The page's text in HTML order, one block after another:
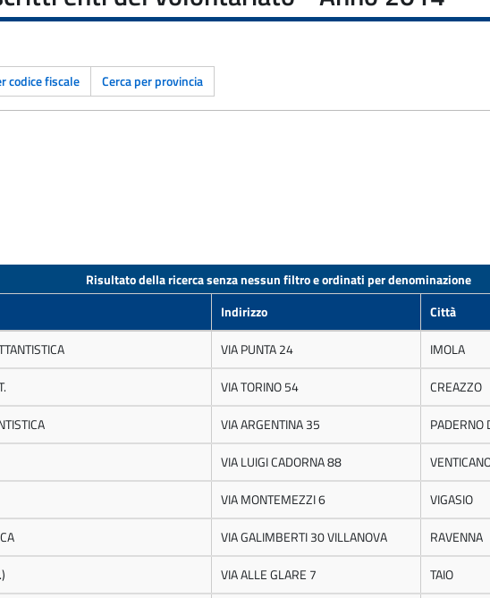
codice fiscale Cerca per provincia
Risultato della ricerca senza nessun filtro e ordinati per denominazione
Indirizzo Città
VIA PUNTA 24 IMOLA
VIA TORINO 54 CREAZZO
VIA ARGENTINA 35 PADERNO
VIA LUIGI CADORNA 88
VIA MONTEMEZZI 6 VIGASIO
VIA GALIMBERTI 30 VILLANOVA RAVENNA
VIA ALLE GLARE 7 TAIO